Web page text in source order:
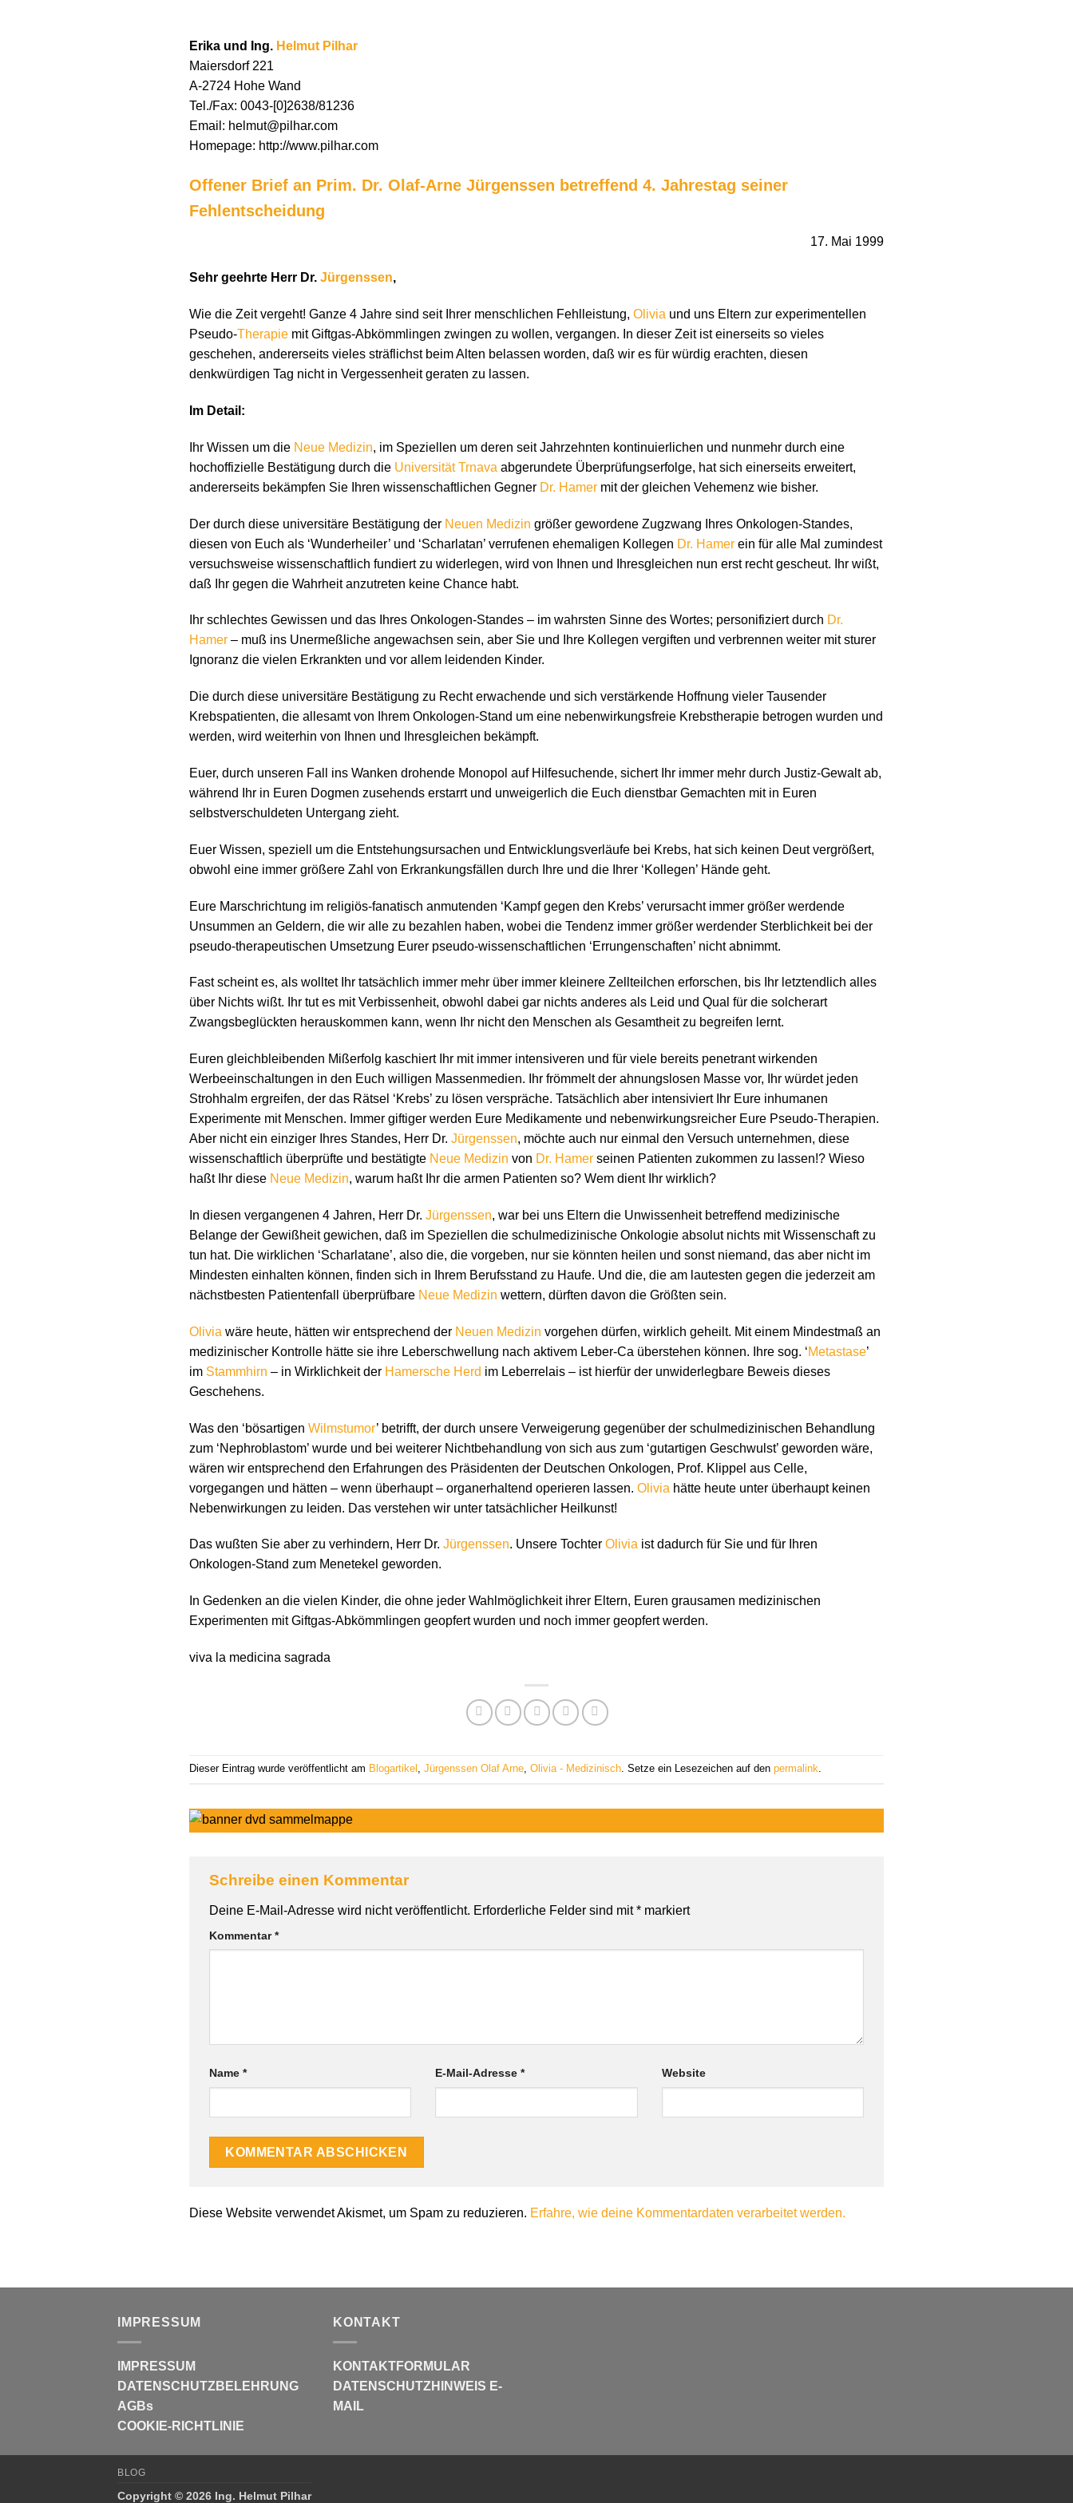
Erika und Ing. Helmut Pilhar
Maiersdorf 221
A-2724 Hohe Wand
Tel./Fax: 0043-[0]2638/81236
Email: helmut@pilhar.com
Homepage: http://www.pilhar.com
Offener Brief an Prim. Dr. Olaf-Arne Jürgenssen betreffend 4. Jahrestag seiner
Fehlentscheidung
17. Mai 1999
Sehr geehrte Herr Dr. Jürgenssen,
Wie die Zeit vergeht! Ganze 4 Jahre sind seit Ihrer menschlichen Fehlleistung, Olivia und uns Eltern zur experimentellen
Pseudo-Therapie mit Giftgas-Abkömmlingen zwingen zu wollen, vergangen. In dieser Zeit ist einerseits so vieles
geschehen, andererseits vieles sträflichst beim Alten belassen worden, daß wir es für würdig erachten, diesen
denkwürdigen Tag nicht in Vergessenheit geraten zu lassen.
Im Detail:
Ihr Wissen um die Neue Medizin, im Speziellen um deren seit Jahrzehnten kontinuierlichen und nunmehr durch eine
hochoffizielle Bestätigung durch die Universität Trnava abgerundete Überprüfungserfolge, hat sich einerseits erweitert,
andererseits bekämpfen Sie Ihren wissenschaftlichen Gegner Dr. Hamer mit der gleichen Vehemenz wie bisher.
Der durch diese universitäre Bestätigung der Neuen Medizin größer gewordene Zugzwang Ihres Onkologen-Standes,
diesen von Euch als ‘Wunderheiler’ und ‘Scharlatan’ verrufenen ehemaligen Kollegen Dr. Hamer ein für alle Mal zumindest
versuchsweise wissenschaftlich fundiert zu widerlegen, wird von Ihnen und Ihresgleichen nun erst recht gescheut. Ihr wißt,
daß Ihr gegen die Wahrheit anzutreten keine Chance habt.
Ihr schlechtes Gewissen und das Ihres Onkologen-Standes – im wahrsten Sinne des Wortes; personifiziert durch Dr.
Hamer – muß ins Unermeßliche angewachsen sein, aber Sie und Ihre Kollegen vergiften und verbrennen weiter mit sturer
Ignoranz die vielen Erkrankten und vor allem leidenden Kinder.
Die durch diese universitäre Bestätigung zu Recht erwachende und sich verstärkende Hoffnung vieler Tausender
Krebspatienten, die allesamt von Ihrem Onkologen-Stand um eine nebenwirkungsfreie Krebstherapie betrogen wurden und
werden, wird weiterhin von Ihnen und Ihresgleichen bekämpft.
Euer, durch unseren Fall ins Wanken drohende Monopol auf Hilfesuchende, sichert Ihr immer mehr durch Justiz-Gewalt ab,
während Ihr in Euren Dogmen zusehends erstarrt und unweigerlich die Euch dienstbar Gemachten mit in Euren
selbstverschuldeten Untergang zieht.
Euer Wissen, speziell um die Entstehungsursachen und Entwicklungsverläufe bei Krebs, hat sich keinen Deut vergrößert,
obwohl eine immer größere Zahl von Erkrankungsfällen durch Ihre und die Ihrer ‘Kollegen’ Hände geht.
Eure Marschrichtung im religiös-fanatisch anmutenden ‘Kampf gegen den Krebs’ verursacht immer größer werdende
Unsummen an Geldern, die wir alle zu bezahlen haben, wobei die Tendenz immer größer werdender Sterblichkeit bei der
pseudo-therapeutischen Umsetzung Eurer pseudo-wissenschaftlichen ‘Errungenschaften’ nicht abnimmt.
Fast scheint es, als wolltet Ihr tatsächlich immer mehr über immer kleinere Zellteilchen erforschen, bis Ihr letztendlich alles
über Nichts wißt. Ihr tut es mit Verbissenheit, obwohl dabei gar nichts anderes als Leid und Qual für die solcherart
Zwangsbeglückten herauskommen kann, wenn Ihr nicht den Menschen als Gesamtheit zu begreifen lernt.
Euren gleichbleibenden Mißerfolg kaschiert Ihr mit immer intensiveren und für viele bereits penetrant wirkenden
Werbeeinschaltungen in den Euch willigen Massenmedien. Ihr frömmelt der ahnungslosen Masse vor, Ihr würdet jeden
Strohhalm ergreifen, der das Rätsel ‘Krebs’ zu lösen verspräche. Tatsächlich aber intensiviert Ihr Eure inhumanen
Experimente mit Menschen. Immer giftiger werden Eure Medikamente und nebenwirkungsreicher Eure Pseudo-Therapien.
Aber nicht ein einziger Ihres Standes, Herr Dr. Jürgenssen, möchte auch nur einmal den Versuch unternehmen, diese
wissenschaftlich überprüfte und bestätigte Neue Medizin von Dr. Hamer seinen Patienten zukommen zu lassen!? Wieso
haßt Ihr diese Neue Medizin, warum haßt Ihr die armen Patienten so? Wem dient Ihr wirklich?
In diesen vergangenen 4 Jahren, Herr Dr. Jürgenssen, war bei uns Eltern die Unwissenheit betreffend medizinische
Belange der Gewißheit gewichen, daß im Speziellen die schulmedizinische Onkologie absolut nichts mit Wissenschaft zu
tun hat. Die wirklichen ‘Scharlatane’, also die, die vorgeben, nur sie könnten heilen und sonst niemand, das aber nicht im
Mindesten einhalten können, finden sich in Ihrem Berufsstand zu Haufe. Und die, die am lautesten gegen die jederzeit am
nächstbesten Patientenfall überprüfbare Neue Medizin wettern, dürften davon die Größten sein.
Olivia wäre heute, hätten wir entsprechend der Neuen Medizin vorgehen dürfen, wirklich geheilt. Mit einem Mindestmaß an
medizinischer Kontrolle hätte sie ihre Leberschwellung nach aktivem Leber-Ca überstehen können. Ihre sog. ‘Metastase’
im Stammhirn – in Wirklichkeit der Hamersche Herd im Leberrelais – ist hierfür der unwiderlegbare Beweis dieses
Geschehens.
Was den ‘bösartigen Wilmstumor’ betrifft, der durch unsere Verweigerung gegenüber der schulmedizinischen Behandlung
zum ‘Nephroblastom’ wurde und bei weiterer Nichtbehandlung von sich aus zum ‘gutartigen Geschwulst’ geworden wäre,
wären wir entsprechend den Erfahrungen des Präsidenten der Deutschen Onkologen, Prof. Klippel aus Celle,
vorgegangen und hätten – wenn überhaupt – organerhaltend operieren lassen. Olivia hätte heute unter überhaupt keinen
Nebenwirkungen zu leiden. Das verstehen wir unter tatsächlicher Heilkunst!
Das wußten Sie aber zu verhindern, Herr Dr. Jürgenssen. Unsere Tochter Olivia ist dadurch für Sie und für Ihren
Onkologen-Stand zum Menetekel geworden.
In Gedenken an die vielen Kinder, die ohne jeder Wahlmöglichkeit ihrer Eltern, Euren grausamen medizinischen
Experimenten mit Giftgas-Abkömmlingen geopfert wurden und noch immer geopfert werden.
viva la medicina sagrada
Dieser Eintrag wurde veröffentlicht am Blogartikel , Jürgenssen Olaf Arne, Olivia - Medizinisch. Setze ein Lesezeichen auf den permalink.
Schreibe einen Kommentar
Deine E-Mail-Adresse wird nicht veröffentlicht. Erforderliche Felder sind mit* markiert
Kommentar*
Name * E-Mail-Adresse* Website
Alternative:
Diese Website verwendet Akismet, um Spam zu reduzieren. Erfahre, wie deine Kommentardaten verarbeitet werden.
IMPRESSUM
IMPRESSUM
DATENSCHUTZBELEHRUNG
AGBs
COOKIE-RICHTLINIE
KONTAKT
KONTAKTFORMULAR
DATENSCHUTZHINWEIS E-
MAIL
BLOG
Copyright © 2026 Ing. Helmut Pilhar